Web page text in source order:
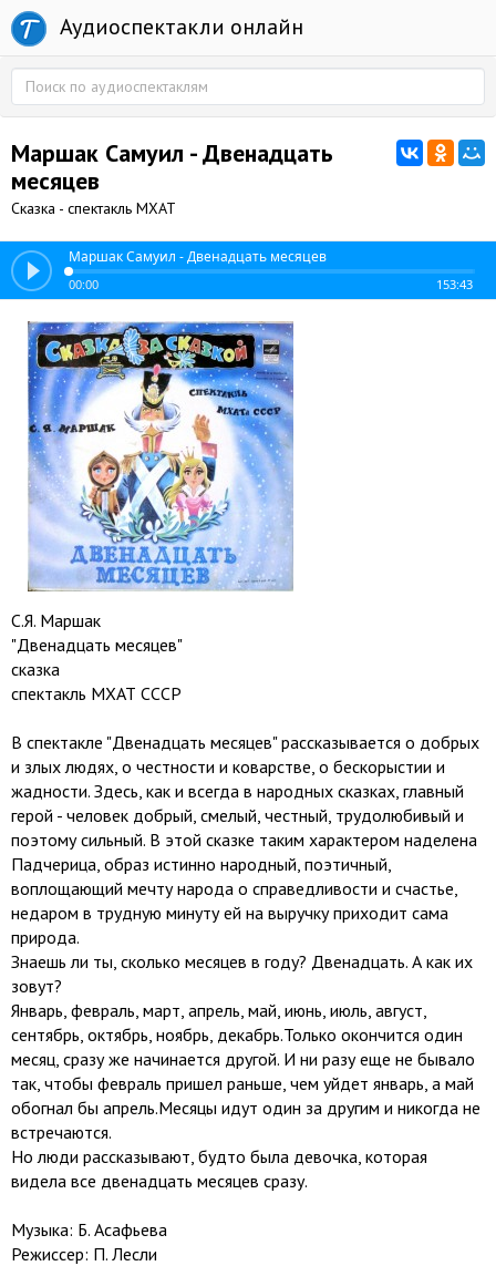
Аудиоспектакли онлайн
Маршак Самуил - Двенадцать
месяцев
Сказка - спектакль МХАТ
Маршак Самуил - Двенадцать месяцев
00:00 153:43
С.Я. Маршак
"Двенадцать месяцев"
сказка
спектакль МХАТ СССР
В спектакле "Двенадцать месяцев" рассказывается о добрых
и злых людях, о честности и коварстве, о бескорыстии и
жадности. Здесь, как и всегда в народных сказках, главный
герой - человек добрый, смелый, честный, трудолюбивый и
поэтому сильный. В этой сказке таким характером наделена
Падчерица, образ истинно народный, поэтичный,
воплощающий мечту народа о справедливости и счастье,
недаром в трудную минуту ей на выручку приходит сама
природа.
Знаешь ли ты, сколько месяцев в году? Двенадцать. А как их
зовут?
Январь, февраль, март, апрель, май, июнь, июль, август,
сентябрь, октябрь, ноябрь, декабрь.Только окончится один
месяц, сразу же начинается другой. И ни разу еще не бывало
так, чтобы февраль пришел раньше, чем уйдет январь, а май
обогнал бы апрель.Месяцы идут один за другим и никогда не
встречаются.
Но люди рассказывают, будто была девочка, которая
видела все двенадцать месяцев сразу.
Музыка: Б. Асафьева
Режиссер: П. Лесли